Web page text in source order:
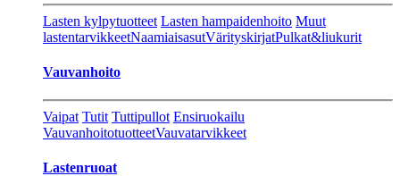
Lasten kylpytuotteet Lasten hampaidenhoito Muut
lastentarvikkeetNaamiaisasutVärityskirjatPulkat&liukurit
Vauvanhoito
Vaipat Tutit Tuttipullot Ensiruokailu
VauvanhoitotuotteetVauvatarvikkeet
Lastenruoat